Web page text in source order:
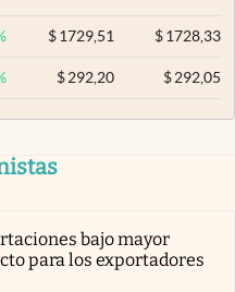
$ 1729,51 $1728,33
$ 292,20 $292,05
bajo mayor
para los exportadores